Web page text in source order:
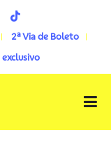
2ª Via de Boleto
exclusivo
Menu